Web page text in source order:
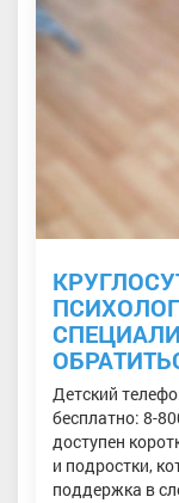
Детский
бесплатно: 8-
доступен
и подростки,
поддержка в